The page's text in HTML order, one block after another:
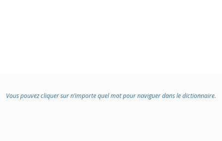
Vous pouvez cliquer sur n’importe quel mot pour naviguer dans le dictionnaire.